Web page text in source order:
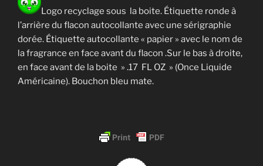
Logo recyclage sous la boite. Étiquette ronde à
l’arrière du flacon autocollante avec une sérigraphie
dorée. Étiquette autocollante « papier » avec le nom de
la fragrance en face avant du flacon .Sur le bas à droite,
en face avant de la boite » .17 FL OZ » (Once Liquide
Américaine). Bouchon bleu mate.